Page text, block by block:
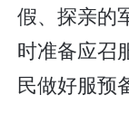
假、探亲的
时准备应召
民做好服预